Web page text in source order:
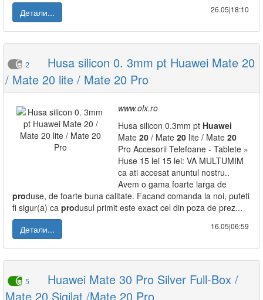
Детали... 26.05|18:10
2
Husa silicon 0. 3mm pt Huawei Mate 20
/ Mate 20 lite / Mate 20 Pro
www.olx.ro
Husa silicon 0.3mm pt Huawei
Mate 20 / Mate 20 lite / Mate 20
Pro Accesorii Telefoane - Tablete »
Huse 15 lei 15 lei: VA MULTUMIM
ca ati accesat anuntul nostru..
Avem o gama foarte larga de
produse, de foarte buna calitate. Facand comanda la noi, puteti
fi sigur(a) ca produsul primit este exact cel din poza de prez...
Детали...
16.05|06:59
5
Huawei Mate 30 Pro Silver Full-Box /
Mate 20 Sigilat /Mate 20 Pro